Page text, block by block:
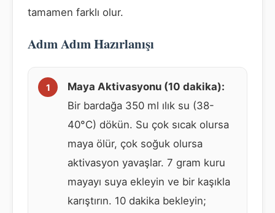
tamamen farklı olur.
Adım Adım Hazırlanışı
Maya Aktivasyonu (10 dakika):
Bir bardağa 350 ml ılık su (38-
40°C) dökün. Su çok sıcak olursa
maya ölür, çok soğuk olursa
aktivasyon yavaşlar. 7 gram kuru
mayayı suya ekleyin ve bir kaşıkla
karıştırın. 10 dakika bekleyin;